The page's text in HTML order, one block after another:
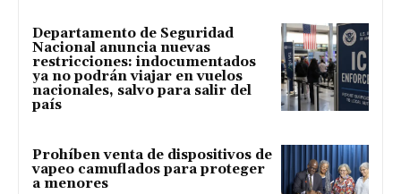
Departamento de Seguridad
Nacional anuncia nuevas
restricciones: indocumentados
ya no podrán viajar en vuelos
nacionales, salvo para salir del
país
Prohíben venta de dispositivos de
vapeo camuflados para proteger
a menores